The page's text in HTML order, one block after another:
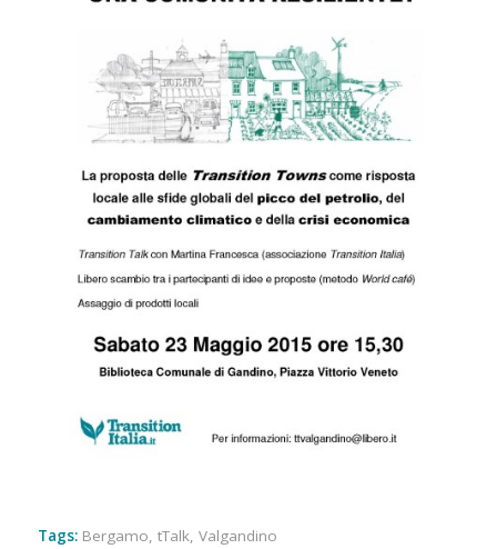
Tags: Bergamo, tTalk, Valgandino